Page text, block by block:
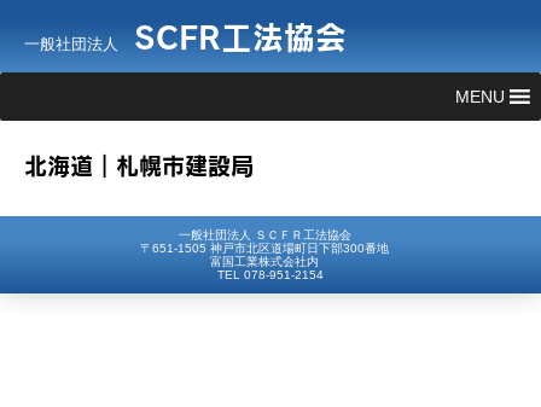
一般社団法人 SCFR工法協会
MENU
北海道｜札幌市建設局
一般社団法人 ＳＣＦＲ工法協会
〒651-1505 神戸市北区道場町日下部300番地
富国工業株式会社内
TEL 078-951-2154